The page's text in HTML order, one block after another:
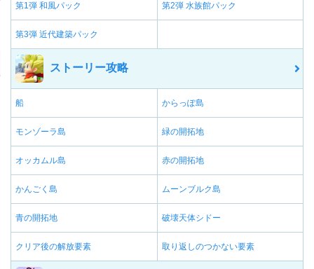
第1弾 和風パック 第2弾 水族館パック
第3弾 近代建築パック
ストーリー攻略
船 からっぽ島
モンゾーラ島 緑の開拓地
オッカムル島 赤の開拓地
かんごく島 ムーンブルク島
青の開拓地 破壊天体シドー
クリア後の解放要素 取り返しのつかない要素